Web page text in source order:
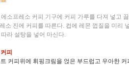
에소프레소 커피 기구에 커피 가루를 다져 넣고
소 진에 커피를 따른다. 컵에 레몬 껍질을 미리
라 설탕을 넣어 마신다.
피
커피위에 휘핑크림을 얹은 부드럽고 우아한